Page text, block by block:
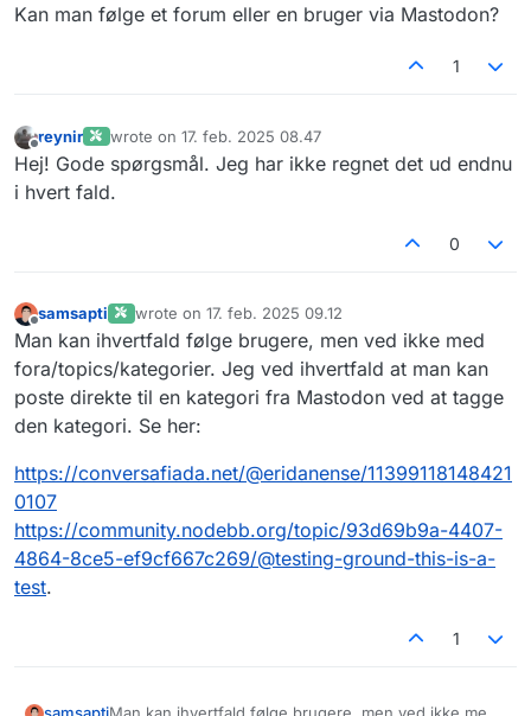
Kan man følge et forum eller en bruger via Mastodon?
1
Offline
reynir wrote on 17. feb. 2025 08.47
sidst redigeret af
Hej! Gode spørgsmål. Jeg har ikke regnet det ud endnu
i hvert fald.
0
Offline
samsapti wrote on 17. feb. 2025 09.12
sidst redigeret af
Man kan ihvertfald følge brugere, men ved ikke med
fora/topics/kategorier. Jeg ved ihvertfald at man kan
poste direkte til en kategori fra Mastodon ved at tagge
den kategori. Se her:
https://conversafiada.net/@eridanense/11399118148421
0107
https://community.nodebb.org/topic/93d69b9a-4407-
4864-8ce5-ef9cf667c269/@testing-ground-this-is-a-
test.
1